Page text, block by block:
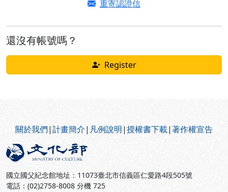
重寄認證信
還沒有帳號嗎？
Register
關於我們|計畫簡介| 凡例說明|授權書下載|著作權宣告
國立國父紀念館地址：11073臺北市信義區仁愛路4段505號
電話：(02)2758-8008 分機 725